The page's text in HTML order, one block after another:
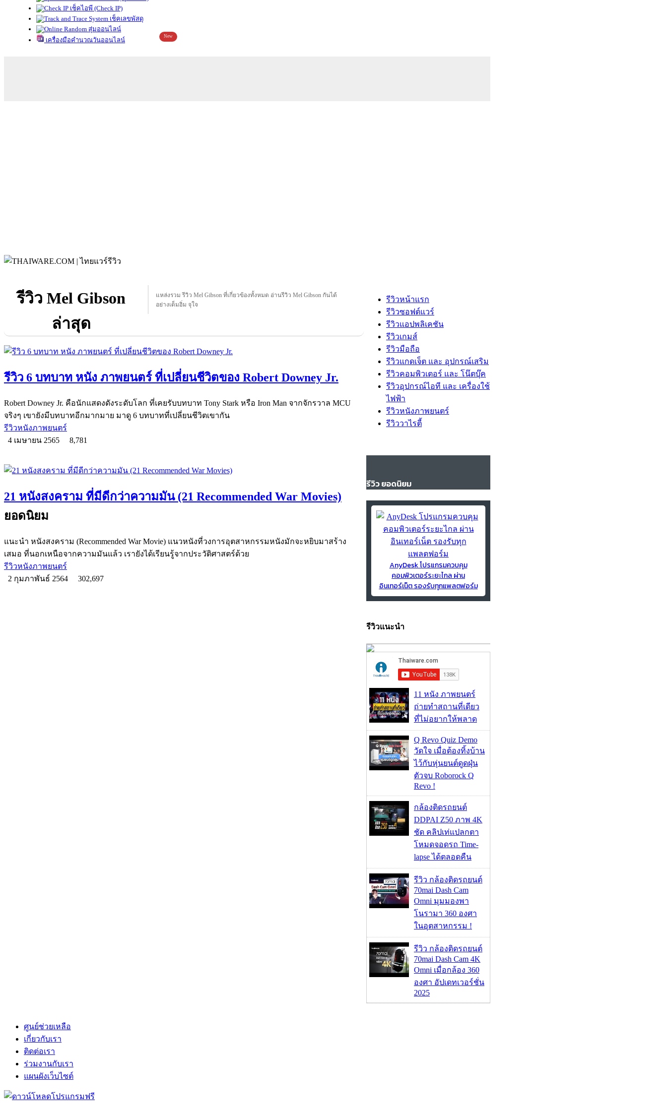
เช็คไอพี (Check IP)
เช็คเลขพัสดุ
สุ่มออนไลน์
เครื่องมือคำนวณวันออนไลน์
New
รีวิว Mel Gibson
ล่าสุด
แหล่งรวม รีวิว Mel Gibson ที่เกี่ยวข้องทั้งหมด อ่านรีวิว Mel Gibson กันได้
อย่างเต็มอิ่ม จุใจ
รีวิว 6 บทบาท หนัง ภาพยนตร์ ที่เปลี่ยนชีวิตของ Robert Downey Jr.
Robert Downey Jr. คือนักแสดงดังระดับโลก ที่เคยรับบทบาท Tony Stark หรือ Iron Man จากจักรวาล MCU
จริงๆ เขายังมีบทบาทอีกมากมาย มาดู 6 บทบาทที่เปลี่ยนชีวิตเขากัน
รีวิวหนังภาพยนตร์
4 เมษายน 2565
8,781
21 หนังสงคราม ที่มีดีกว่าความมัน (21 Recommended War Movies)
ยอดนิยม
แนะนำ หนังสงคราม (Recommended War Movie) แนวหนังที่วงการอุตสาหกรรมหนังมักจะหยิบมาสร้าง
เสมอ ที่นอกเหนือจากความมันแล้ว เรายังได้เรียนรู้จากประวัติศาสตร์ด้วย
รีวิวหนังภาพยนตร์
2 กุมภาพันธ์ 2564
302,697
รีวิวหน้าแรก
รีวิวซอฟต์แวร์
รีวิวแอปพลิเคชัน
รีวิวเกมส์
รีวิวมือถือ
รีวิวแกดเจ็ต และ อุปกรณ์เสริม
รีวิวคอมพิวเตอร์ และ โน๊ตบุ๊ค
รีวิวอุปกรณ์ไอที และ เครื่องใช้
ไฟฟ้า
รีวิวหนังภาพยนตร์
รีวิววาไรตี้
รีวิว ยอดนิยม
AnyDesk โปรแกรมควบคุม
คอมพิวเตอร์ระยะไกล ผ่าน
อินเทอร์เน็ต รองรับทุกแพลตฟอร์ม
รีวิวแนะนำ
11 หนัง ภาพยนตร์
ถ่ายทำสถานที่เดียว
ที่ไม่อยากให้พลาด
Q Revo Quiz Demo
วัดใจ เมื่อต้องทิ้งบ้าน
ไว้กับหุ่นยนต์ดูดฝุ่น
ตัวจบ Roborock Q
Revo !
กล้องติดรถยนต์
DDPAI Z50 ภาพ 4K
ชัด คลิปเท่แปลกตา
โหมดจอดรถ Time-
lapse ได้ตลอดคืน
รีวิว กล้องติดรถยนต์
70mai Dash Cam
Omni มุมมองพา
โนรามา 360 องศา
ในอุตสาหกรรม !
รีวิว กล้องติดรถยนต์
70mai Dash Cam 4K
Omni เมื่อกล้อง 360
องศา อัปเดทเวอร์ชั่น
2025
ศูนย์ช่วยเหลือ
เกี่ยวกับเรา
ติดต่อเรา
ร่วมงานกับเรา
แผนผังเว็บไซต์